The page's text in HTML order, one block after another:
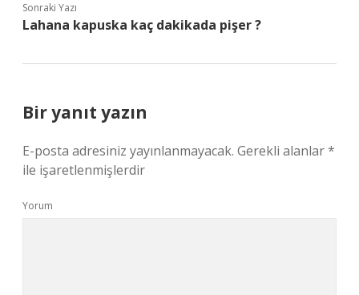
Sonraki Yazı
Lahana kapuska kaç dakikada pişer ?
Bir yanıt yazın
E-posta adresiniz yayınlanmayacak. Gerekli alanlar*
ile işaretlenmişlerdir
Yorum